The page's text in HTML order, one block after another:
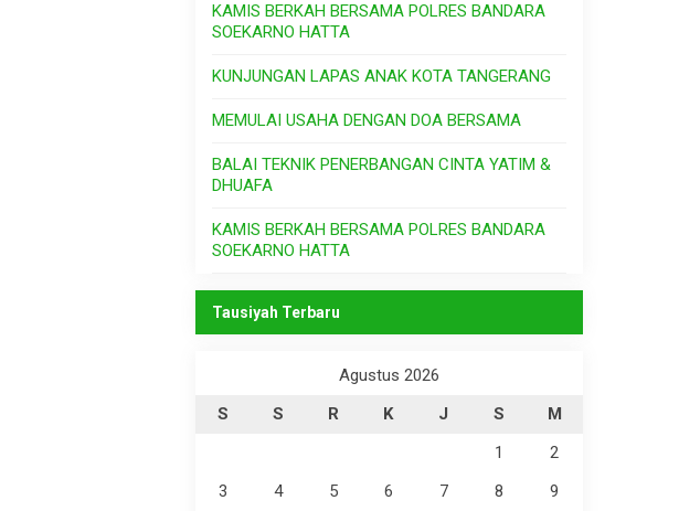
KAMIS BERKAH BERSAMA POLRES BANDARA
SOEKARNO HATTA
KUNJUNGAN LAPAS ANAK KOTA TANGERANG
MEMULAI USAHA DENGAN DOA BERSAMA
BALAI TEKNIK PENERBANGAN CINTA YATIM &
DHUAFA
KAMIS BERKAH BERSAMA POLRES BANDARA
SOEKARNO HATTA
Tausiyah Terbaru
Agustus 2026
S
S R K J S
M
1
2
3
4 5 6 7 8
9